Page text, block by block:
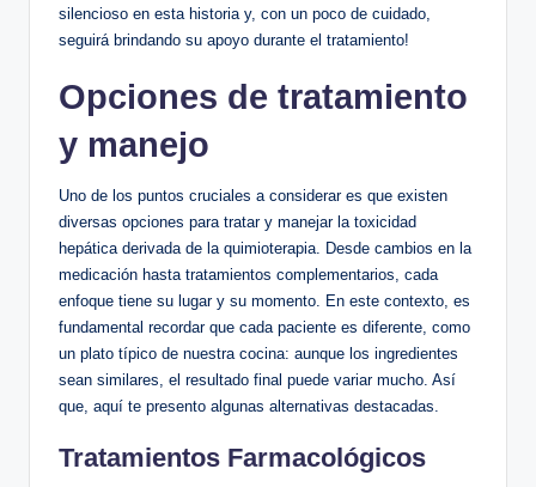
silencioso en esta historia y, con un poco de cuidado,
seguirá brindando su apoyo durante el tratamiento!
Opciones de tratamiento
y manejo
Uno de los puntos cruciales a considerar es que existen
diversas opciones para tratar y manejar la toxicidad
hepática derivada de la quimioterapia. Desde cambios en la
medicación hasta tratamientos complementarios, cada
enfoque tiene su lugar y su momento. En este contexto, es
fundamental recordar que cada paciente es diferente, como
un plato típico de nuestra cocina: aunque los ingredientes
sean similares, el resultado final puede variar mucho. Así
que, aquí te presento algunas alternativas destacadas.
Tratamientos Farmacológicos